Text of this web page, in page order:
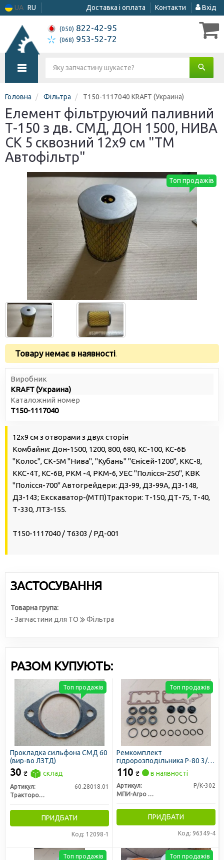
UA RU Доставка і оплата Контакти Вхід
(050) 822-42-95
(068) 953-52-72
Головна Фільтра Т150-1117040 KRAFT (Украина)
Елемент фільтруючий паливний
Т-150 з дв. СМД, ДОН 1500, НИВА
СК 5 сквозний 12х9 см "ТМ
Автофільтр"
Топ продажів
Товару немає в наявності.
Виробник
KRAFT (Украина)
Каталожний номер
Т150-1117040
12х9 см з отворами з двух сторін
Комбайни: Дон-1500, 1200, 800, 680, КС-100, КС-6Б
"Колос", СК-5М "Нива", "Кубань" "Єнісей-1200", ККС-8,
ККС-4Т, КС-6В, РКМ -4, РКМ-6, УЕС "Полісся-250", КВК
"Полісся-700" Автогрейдери: ДЗ-99, ДЗ-99А, ДЗ-148,
ДЗ-143; Екскаватор-(МТП)Трактори: Т-150, ДТ-75, Т-40,
Т-330, ЛТЗ-155.
Т150-1117040 / Т6303 / РД-001
ЗАСТОСУВАННЯ
Товарна група:
- Запчастини для ТО
Фільтра
РАЗОМ КУПУЮТЬ:
Прокладка сильфона СМД 60
(вир-во ЛЗТД)
30 ₴ склад
Артикул:
60.28018.01
Трактородеталь г. Лозовая
ПРИДБАТИ
Код: 12098-1
Топ продажів
Ремкомплект
гідророзподільника Р-80 3/1-
222, 444 (повний) (біконіт)
(вир-во МПИ-Агро, м.
Мелітополь)
110 ₴ в наявності
Артикул:
Р/К-302
МПИ-Агро ООО TM RINGROUP
ПРИДБАТИ
Код: 96349-4
Топ продажів
Топ продажів Топ продажів